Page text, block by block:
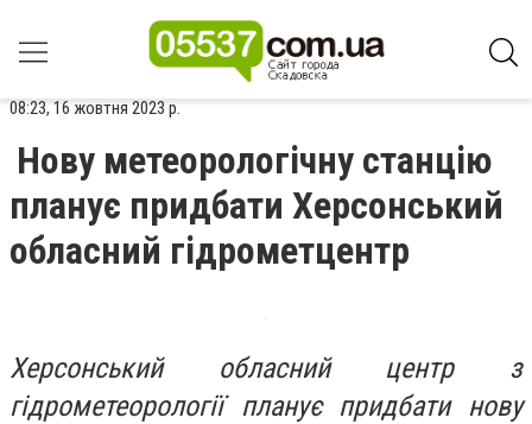
08:23, 16 жовтня 2023 р.
Нову метеорологічну станцію
планує придбати Херсонський
обласний гідрометцентр
Херсонський обласний центр з
гідрометеорології планує придбати нову